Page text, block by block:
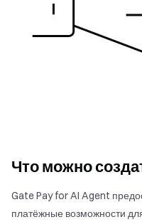
Что можно
Gate Pay for AI Agent
платёжные возможности